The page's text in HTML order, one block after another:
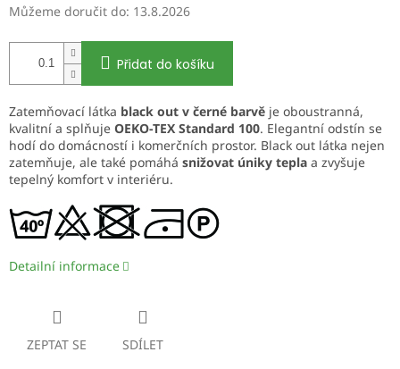
Můžeme doručit do: 13.8.2026
Přidat do košíku
Zatemňovací látka black out v černé barvě je oboustranná,
kvalitní a splňuje OEKO-TEX Standard 100. Elegantní odstín se
hodí do domácností i komerčních prostor. Black out látka nejen
zatemňuje, ale také pomáhá snižovat úniky tepla a zvyšuje
tepelný komfort v interiéru.
Detailní informace
ZEPTAT SE SDÍLET